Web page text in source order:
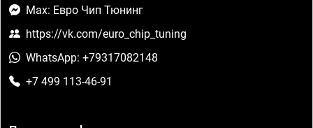
Max: Евро Чип Тюнинг
https://vk.com/euro_chip_tuning
WhatsApp: +79317082148
+7 499 113-46-91